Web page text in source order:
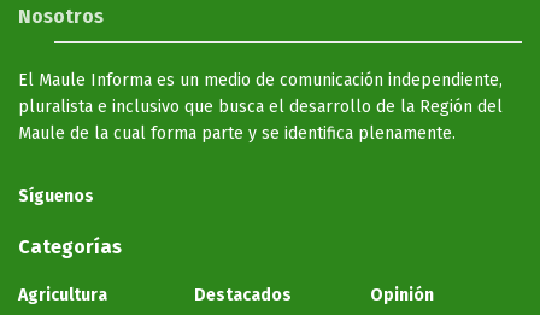
Nosotros
El Maule Informa es un medio de comunicación independiente,
pluralista e inclusivo que busca el desarrollo de la Región del
Maule de la cual forma parte y se identifica plenamente.
Síguenos
Categorías
Agricultura
Destacados
Opinión